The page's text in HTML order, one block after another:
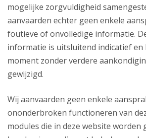
mogelijke zorgvuldigheid
aanvaarden echter geen enkele
foutieve of onvolledige informatie.
informatie is uitsluitend indicatief en
moment zonder verdere
gewijzigd.
Wij aanvaarden geen enkele
ononderbroken functioneren van
modules die in deze website worden